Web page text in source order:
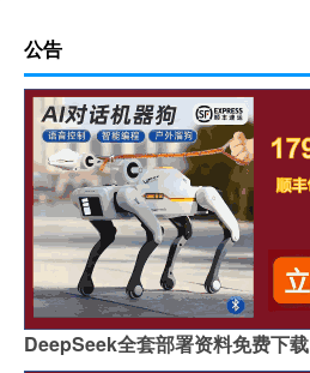
公告
DeepSeek全套部署资料免费下载